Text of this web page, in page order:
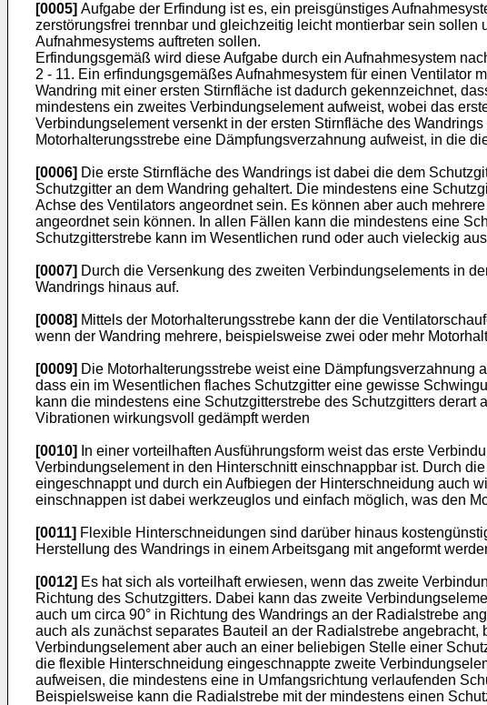
[0005] Aufgabe der Erfindung ist es, ein preisgünstiges
zerstörungsfrei trennbar und gleichzeitig leicht montierbar sein
Aufnahmesystems auftreten sollen.
Erfindungsgemäß wird diese Aufgabe durch ein Aufnahmesystem
2 - 11. Ein erfindungsgemäßes Aufnahmesystem für einen Ventilator
Wandring mit einer ersten Stirnfläche ist dadurch gekennzeichnet,
mindestens ein zweites Verbindungselement aufweist, wobei das
Verbindungselement versenkt in der ersten Stirnfläche des
Motorhalterungsstrebe eine Dämpfungsverzahnung aufweist, in die
[0006] Die erste Stirnfläche des Wandrings ist dabei die dem
Schutzgitter an dem Wandring gehaltert. Die mindestens eine
Achse des Ventilators angeordnet sein. Es können aber auch
angeordnet sein können. In allen Fällen kann die mindestens eine
Schutzgitterstrebe kann im Wesentlichen rund oder auch vieleckig
[0007] Durch die Versenkung des zweiten Verbindungselements in
Wandrings hinaus auf.
[0008] Mittels der Motorhalterungsstrebe kann der die
wenn der Wandring mehrere, beispielsweise zwei oder mehr
[0009] Die Motorhalterungsstrebe weist eine Dämpfungsverzahnung
dass ein im Wesentlichen flaches Schutzgitter eine gewisse
kann die mindestens eine Schutzgitterstrebe des Schutzgitters
Vibrationen wirkungsvoll gedämpft werden
[0010]
In einer vorteilhaften Ausführungsform weist das erste
Verbindungselement in den Hinterschnitt einschnappbar ist. Durch
eingeschnappt und durch ein Aufbiegen der Hinterschneidung auch
einschnappen ist dabei werkzeuglos und einfach möglich, was den
[0011] Flexible Hinterschneidungen sind darüber hinaus
Herstellung des Wandrings in einem Arbeitsgang mit angeformt
[0012] Es hat sich als vorteilhaft erwiesen, wenn das zweite
Richtung des Schutzgitters. Dabei kann das zweite
auch um circa 90° in Richtung des Wandrings an der Radialstrebe
auch als zunächst separates Bauteil an der Radialstrebe
Verbindungselement aber auch an einer beliebigen Stelle einer
die flexible Hinterschneidung eingeschnappte zweite
aufweisen, die mindestens eine in Umfangsrichtung verlaufenden
Beispielsweise kann die Radialstrebe mit der mindestens einen